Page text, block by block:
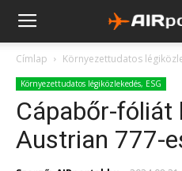
Címlap Környezettudatos
Környezettudatos légiközlekedés, ESG
Cápabőr-fóliát
Austrian 777-